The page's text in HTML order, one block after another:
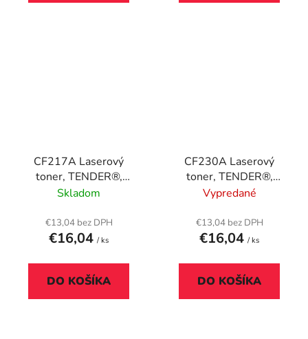
CF217A Laserový
toner, TENDER®,
čierna, 2k
Skladom
€13,04 bez DPH
€16,04 / ks
DO KOŠÍKA
CF230A Laserový
toner, TENDER®,
čierny, 2k
Vypredané
€13,04 bez DPH
€16,04 / ks
DO KOŠÍKA